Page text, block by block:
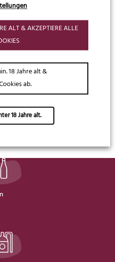
Geschenke & Accessoires
4,99
ALT & AKZEPTIERE ALLE
18 Jahre alt &
ab.
18 Jahre alt.